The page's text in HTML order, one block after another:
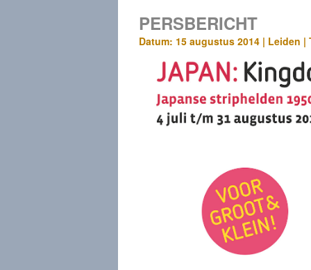
PERSBERICHT
Datum: 15 augustus 2014 | Leiden